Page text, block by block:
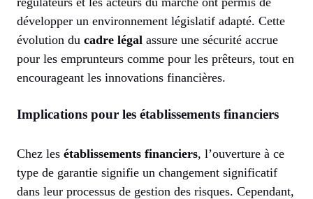
développer un environnement législatif adapté. Cette
évolution du cadre légal assure une sécurité accrue
pour les emprunteurs comme pour les prêteurs, tout en
encourageant les innovations financières.
Implications pour les établissements financiers
Chez les établissements financiers, l’ouverture à ce
type de garantie signifie un changement significatif
dans leur processus de gestion des risques. Cependant,